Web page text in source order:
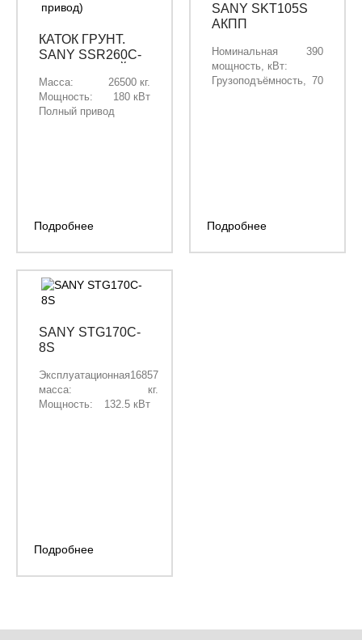
КАТОК ГРУНТ.
SANY SSR260C-
ПРИВОД)
Масса:
26500 кг.
Мощность:
180 кВт
Полный привод
Подробнее
SANY SKT105S
АКПП
Номинальная
мощность, кВт:
390
Грузоподъёмность, 70
Подробнее
SANY STG170C-
8S
Эксплуатационная
масса:
16857
кг.
Мощность:
132.5 кВт
Подробнее